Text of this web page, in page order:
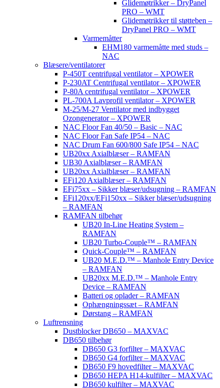
Glidemøtrikker – DryPanel
PRO – WMT
Glidemøtrikker til støtteben –
DryPanel PRO – WMT
Varmemåtter
EHM180 varmemåtte med studs –
NAC
Blæsere/ventilatorer
P-450T centrifugal ventilator – XPOWER
P-230AT Centrifugal ventilator – XPOWER
P-80A centrifugal ventilator – XPOWER
PL-700A Lavprofil ventilator – XPOWER
M-25/M-27 Ventilator med indbygget
Ozongenerator – XPOWER
NAC Floor Fan 40/50 – Basic – NAC
NAC Floor Fan Safe IP54 – NAC
NAC Drum Fan 600/800 Safe IP54 – NAC
UB20xx Axialblæser – RAMFAN
UB30 Axialblæser – RAMFAN
UB20xx Axialblæser – RAMFAN
EFi120 Axialblæser – RAMFAN
EFi75xx – Sikker blæser/udsugning – RAMFAN
EFi120xx/EFi150xx – Sikker blæser/udsugning
– RAMFAN
RAMFAN tilbehør
UB20 In-Line Heating System –
RAMFAN
UB20 Turbo-Couple™ – RAMFAN
Quick-Couple™ – RAMFAN
UB20 M.E.D.™ – Manhole Entry Device
– RAMFAN
UB20xx M.E.D.™ – Manhole Entry
Device – RAMFAN
Batteri og oplader – RAMFAN
Ophængningssæt – RAMFAN
Dørstang – RAMFAN
Luftrensning
Dustblocker DB650 – MAXVAC
DB650 tilbehør
DB650 G3 forfilter – MAXVAC
DB650 G4 forfilter – MAXVAC
DB650 F9 hovedfilter – MAXVAC
DB650 HEPA H14-kulfilter – MAXVAC
DB650 kulfilter – MAXVAC